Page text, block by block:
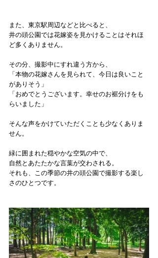
また、東京駅周辺などと比べると、
井の頭公園では花嫁姿を見かけることはそれほ
ど多くありません。
その分、撮影中にすれ違う方から、
「本物の花嫁さんを見られて、今日は良いこと
がありそう」
「おめでとうございます。幸せのお裾分けをも
らいました」
そんな声をかけていただくことも少なくありま
せん。
緑に囲まれた穏やかな空気の中で、
自然とあたたかな言葉が交わされる。
それも、この季節の井の頭公園で撮影する楽し
さのひとつです。